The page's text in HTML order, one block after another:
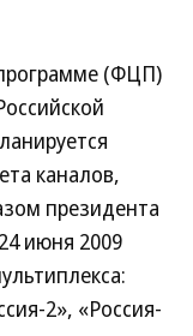
(ФЦП)
каналов,
президента
июня 2009
2», «Россия-